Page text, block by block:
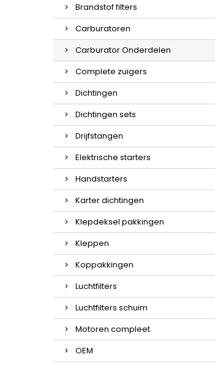
Brandstof filters
Carburatoren
Carburator Onderdelen
Complete zuigers
Dichtingen
Dichtingen sets
Drijfstangen
Elektrische starters
Handstarters
Karter dichtingen
Klepdeksel pakkingen
Kleppen
Koppakkingen
Luchtfilters
Luchtfilters schuim
Motoren compleet
OEM